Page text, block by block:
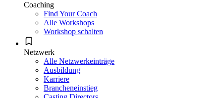
Coaching
Find Your Coach
Alle Workshops
Workshop schalten
Netzwerk
Alle Netzwerkeinträge
Ausbildung
Karriere
Brancheneinstieg